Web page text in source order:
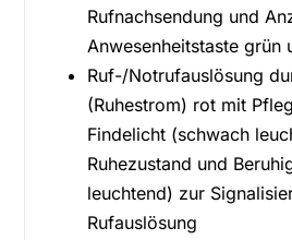
Rufnachsendung und
Anwesenheitstaste grün
Ruf-/Notrufauslösung
(Ruhestrom) rot mit
Findelicht (schwach
Ruhezustand und
leuchtend) zur
Rufauslösung